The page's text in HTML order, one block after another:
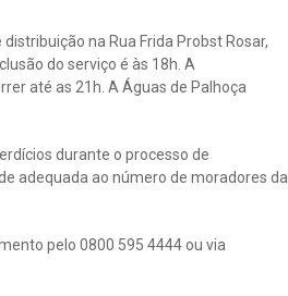
na Rua Frida Probst Rosar,
do serviço é às 18h. A
até as 21h. A Águas de Palhoça
durante o processo de
adequada ao número de moradores da
pelo 0800 595 4444 ou via